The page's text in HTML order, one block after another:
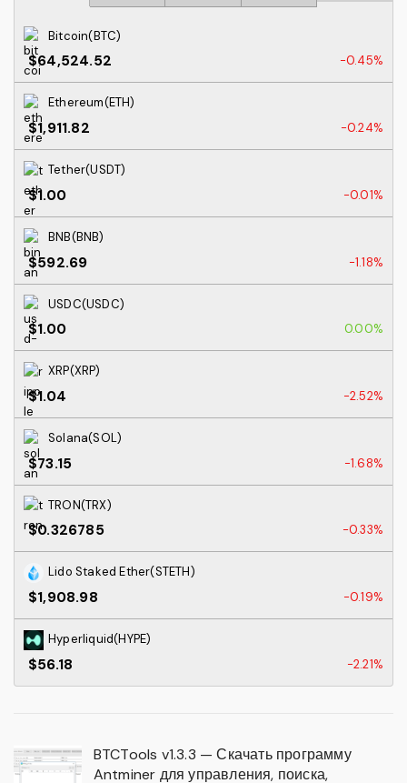
Bitcoin(BTC)
$64,524.52 -0.45%
Ethereum(ETH)
$1,911.82 -0.24%
Tether(USDT)
$1.00 -0.01%
BNB(BNB)
$592.69 -1.18%
USDC(USDC)
$1.00 0.00%
XRP(XRP)
$1.04 -2.52%
Solana(SOL)
$73.15 -1.68%
TRON(TRX)
$0.326785 -0.33%
Lido Staked Ether(STETH)
$1,908.98 -0.19%
Hyperliquid(HYPE)
$56.18 -2.21%
BTCTools v1.3.3 — Скачать программу
Antminer для управления, поиска,